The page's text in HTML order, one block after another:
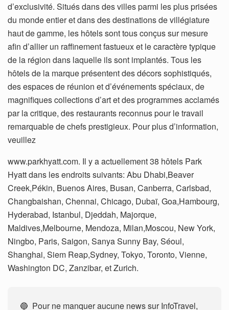
d’exclusivité. Situés dans des villes parmi les plus prisées
du monde entier et dans des destinations de villégiature
haut de gamme, les hôtels sont tous conçus sur mesure
afin d’allier un raffinement fastueux et le caractère typique
de la région dans laquelle ils sont implantés. Tous les
hôtels de la marque présentent des décors sophistiqués,
des espaces de réunion et d’événements spéciaux, de
magnifiques collections d’art et des programmes acclamés
par la critique, des restaurants reconnus pour le travail
remarquable de chefs prestigieux. Pour plus d’information,
veuillez
www.parkhyatt.com. Il y a actuellement 38 hôtels Park
Hyatt dans les endroits suivants: Abu Dhabi,Beaver
Creek,Pékin, Buenos Aires, Busan, Canberra, Carlsbad,
Changbaishan, Chennai, Chicago, Dubaï, Goa,Hambourg,
Hyderabad, Istanbul, Djeddah, Majorque,
Maldives,Melbourne, Mendoza, Milan,Moscou, New York,
Ningbo, Paris, Saigon, Sanya Sunny Bay, Séoul,
Shanghai, Siem Reap,Sydney, Tokyo, Toronto, Vienne,
Washington DC, Zanzibar, et Zurich.
🔵 Pour ne manquer aucune news sur InfoTravel,